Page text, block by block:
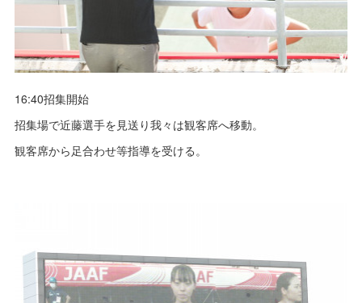
16:40招集開始
招集場で近藤選手を見送り我々は観客席へ移動。
観客席から足合わせ等指導を受ける。